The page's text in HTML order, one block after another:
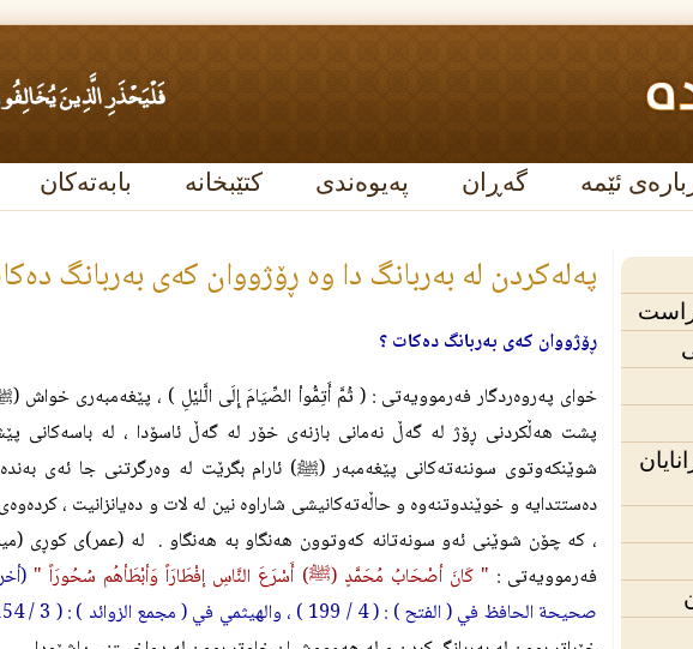
ئێمە گەڕان پەیوەندی کتێبخانە بابەتەکان
ڕاست
په‌له‌كردن له‌ به‌ربانگ دا وه‌ ڕۆژووان كه‌ى به‌ربانگ
ڕۆژووان كه‌ى به‌ربانگ ده‌كات ؟
خواى په‌روه‌ردگار فه‌رموويه‌تى : ( ثُمَّ أَتِمُّواْ الصِّيَامَ إِلَى الَّليْلِ ) ، پێغه‌مبه‌رى خواش (
پشت هه‌ڵكردنى ڕۆژ له‌ گه‌ڵ نه‌مانى بازنه‌ى خۆر له‌ گه‌ڵ ئاسۆدا ، له‌ باسه‌كانى
شوێنكه‌وتوى سوننه‌ته‌كانى پێغه‌مبه‌ر (ﷺ) ئارام بگرێت له‌ وه‌رگرتنى جا ئه‌ى
ده‌ستتدايه‌ و خوێندوتنه‌وه‌ و حاڵه‌ته‌كانيشى شاراوه‌ نين له‌ لات و ده‌يانزانيت ،
، كه‌ چۆن شوێنى ئه‌و سونه‌تانه‌ كه‌وتوون هه‌نگاو به‌ هه‌نگاو . له‌ (عمر)ى كوڕى
فه‌رموويه‌تى : " كَانَ أصْحَابُ مُحَمَّدٍ (ﷺ) أَسْرَعَ النَّاسِ إفْطَارَاً وَأبْطَأهُم سُحُورَاً "
صحيحة الحافظ في ( الفتح ) : ( 4 / 199 ) ، والهيثمي في ( مجمع الزوائد ) : ( 3 / 154 ) ) .